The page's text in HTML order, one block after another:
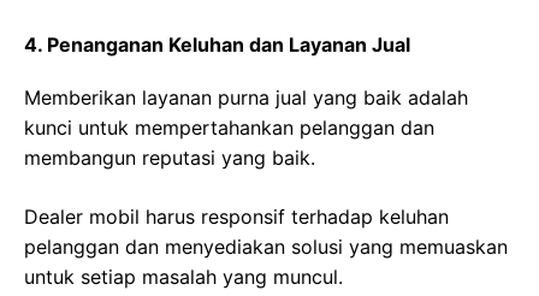
4. Penanganan Keluhan dan Layanan Jual
Memberikan layanan purna jual yang baik adalah
kunci untuk mempertahankan pelanggan dan
membangun reputasi yang baik.
Dealer mobil harus responsif terhadap keluhan
pelanggan dan menyediakan solusi yang memuaskan
untuk setiap masalah yang muncul.